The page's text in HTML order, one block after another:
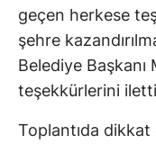
geçen herkese
şehre
Belediye Başkanı
teşekkürlerini
Toplantıda dikkat